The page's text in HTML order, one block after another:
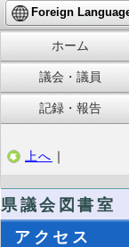
Foreign
ホーム
議会・議員
記録・報告
上へ ｜
県議会図書室
アクセス